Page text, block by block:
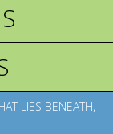
LIES BENEATH,